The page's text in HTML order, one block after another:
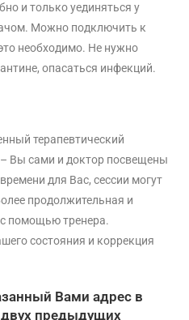
и только уединяться у
Можно подключить к
необходимо. Не нужно
опасаться инфекций.
терапевтический
Вы сами и доктор посвещены
для Вас, сессии могут
продолжительная и
помощью тренера.
состояния и коррекция
Вами адрес в
предыдущих